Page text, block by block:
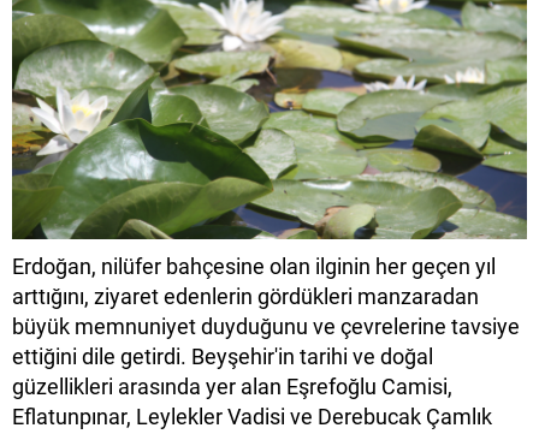
Erdoğan, nilüfer bahçesine olan ilginin her geçen yıl
arttığını, ziyaret edenlerin gördükleri manzaradan
büyük memnuniyet duyduğunu ve çevrelerine tavsiye
ettiğini dile getirdi. Beyşehir'in tarihi ve doğal
güzellikleri arasında yer alan Eşrefoğlu Camisi,
Eflatunpınar, Leylekler Vadisi ve Derebucak Çamlık